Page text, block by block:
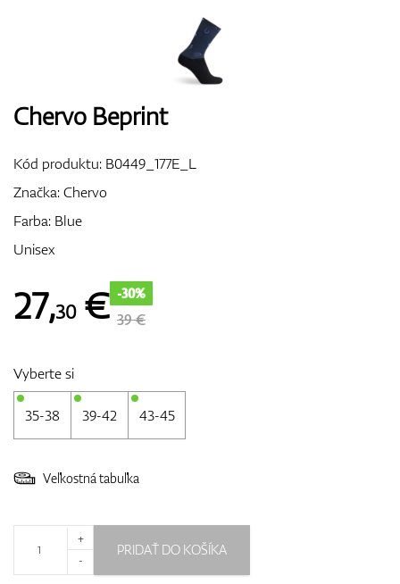
Bagy
Darčekové poukážky
Chervo Beprint
Kód produktu: B0449_177E_L
Značka:Chervo
Farba: Blue
Unisex
27,30€ -30%
39 €
Vyberte si
35-38 39-42 43-45
Veľkostná tabuľka
+
-
PRIDAŤ DO KOŠÍKA